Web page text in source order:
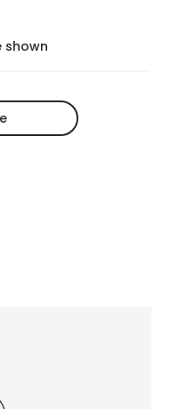
shown